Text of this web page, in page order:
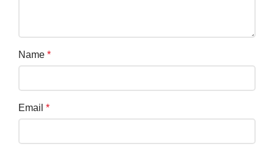
Name *
Email *